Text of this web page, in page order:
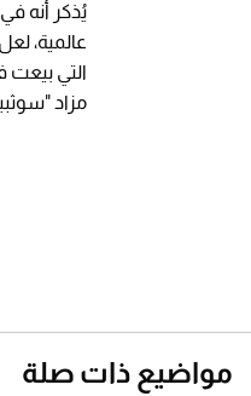
مزاد "سوثبيز"
مواضيع ذات صلة